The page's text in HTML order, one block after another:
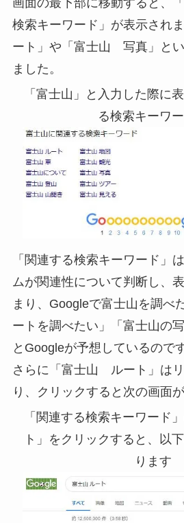
検索キーワード」が表示され
ート」や「富士山 写真」と
ました。
「富士山」と入力した際に
る検索キーワー
「関連する検索キーワード」
ムが関連性について判断し、
まり、Googleで富士山を調べ
ートを調べたい」「富士山の
とGoogleが予想しているのです
さらに「富士山 ルート」は
り、クリックすると次の画面が
「関連する検索キーワード
ト」をクリックすると、以
ります